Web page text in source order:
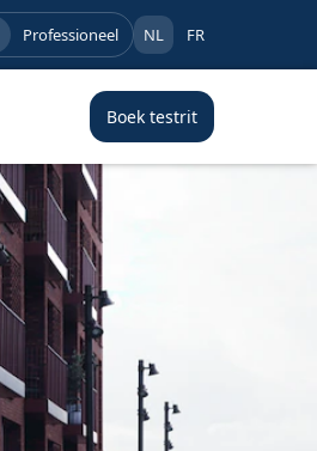
Professioneel NL FR
Boek testrit